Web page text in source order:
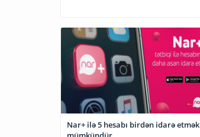
Nar+ ilə 5 hesabı birdən idarə etmək